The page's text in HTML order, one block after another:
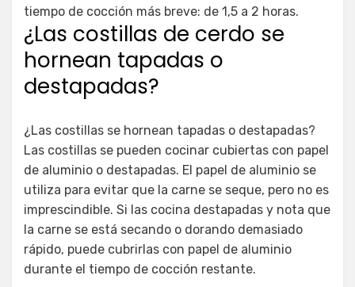
tiempo de cocción más breve: de 1,5 a 2 horas.
¿Las costillas de cerdo se
hornean tapadas o
destapadas?
¿Las costillas se hornean tapadas o destapadas?
Las costillas se pueden cocinar cubiertas con papel
de aluminio o destapadas. El papel de aluminio se
utiliza para evitar que la carne se seque, pero no es
imprescindible. Si las cocina destapadas y nota que
la carne se está secando o dorando demasiado
rápido, puede cubrirlas con papel de aluminio
durante el tiempo de cocción restante.